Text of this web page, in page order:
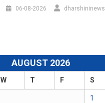
06-08-2026 dharshininews
AUGUST 2026
W T F S
1